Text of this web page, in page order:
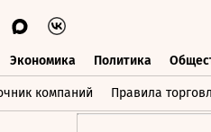
Экономика Политика
компаний Правила
Экономика Политика